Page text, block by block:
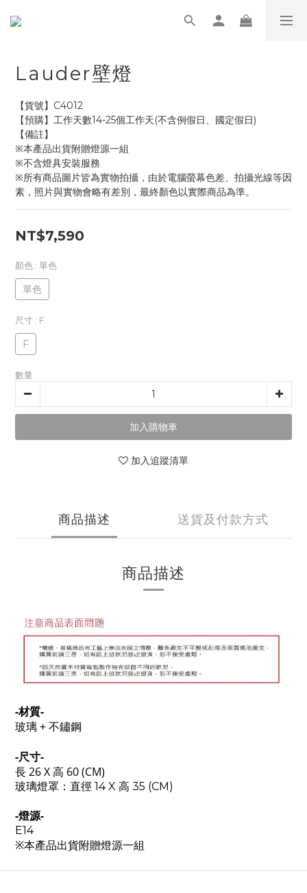
Lauder壁燈
【貨號】C4012
【預購】工作天數14-25個工作天(不含例假日、國定假日)
【備註】
※本產品出貨附贈燈源一組
※不含燈具安裝服務
※所有商品圖片皆為實物拍攝，由於電腦螢幕色差、拍攝光線等因
素，照片與實物會略有差別，最終顏色以實際商品為準。
NT$7,590
顏色 : 單色
單色
尺寸 : F
F
數量
加入購物車
加入追蹤清單
商品描述 送貨及付款方式
商品描述
-材質-
玻璃 + 不鏽鋼
-尺寸-
長 26 X 高 60 (CM)
玻璃燈罩：直徑 14 X 高 35 (CM)
-燈源-
E14
※本產品出貨附贈燈源一組